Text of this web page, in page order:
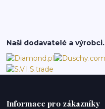
Naši dodavatelé a výrobci.
Informace pro zákazníky